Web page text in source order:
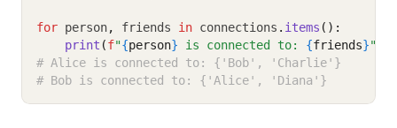
for person, friends in connections . items ():
print (f"{person} is connected to: {friends}"
# Alice is connected to: {'Bob', 'Charlie'}
# Bob is connected to: {'Alice', 'Diana'}